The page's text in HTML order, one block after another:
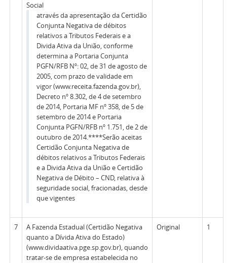
Social
através da apresentação da Certidão
Conjunta Negativa de débitos
relativos a Tributos Federais e a
Divida Ativa da União, conforme
determina a Portaria Conjunta
PGFN/RFB Nº: 02, de 31 de agosto de
2005, com prazo de validade em
vigor (www.receita.fazenda.gov.br),
Decreto nº 8.302, de 4 de setembro
de 2014, Portaria MF nº 358, de 5 de
setembro de 2014 e Portaria
Conjunta PGFN/RFB nº 1.751, de 2 de
outubro de 2014.****Serão aceitas
Certidão Conjunta Negativa de
débitos relativos a Tributos Federais
e a Divida Ativa da União e Certidão
Negativa de Débito – CND, relativa à
seguridade social, fracionadas, desde
que vigentes
7
A Fazenda Estadual (Certidão Negativa
quanto a Dívida Ativa do Estado)
(www.dividaativa.pge.sp.gov.br), quando
tratar-se de empresa estabelecida no
Original 1